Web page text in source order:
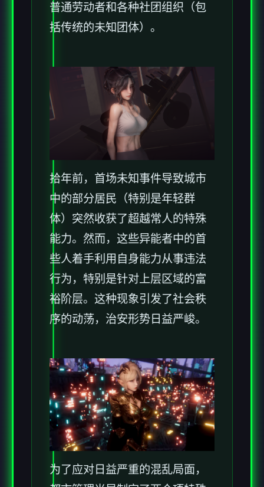
普通劳动者和各种社团组织（包
括传统的未知团体）。
拾年前，首场未知事件导致城市
中的部分居民（特别是年轻群
体）突然收获了超越常人的特殊
能力。然而，这些异能者中的首
些人着手利用自身能力从事违法
行为，特别是针对上层区域的富
裕阶层。这种现象引发了社会秩
序的动荡，治安形势日益严峻。
为了应对日益严重的混乱局面，